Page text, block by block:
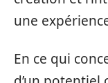
une
En ce qui